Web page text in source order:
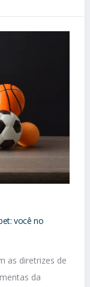
você no
as diretrizes de
da